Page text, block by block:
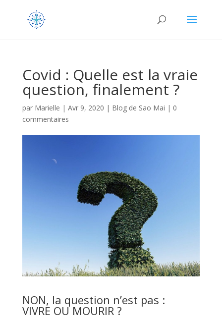
Covid : Quelle est la vraie
question, finalement ?
par Marielle | Avr 9, 2020 | Blog de Sao Mai | 0
commentaires
NON, la question n’est pas :
VIVRE OU MOURIR ?